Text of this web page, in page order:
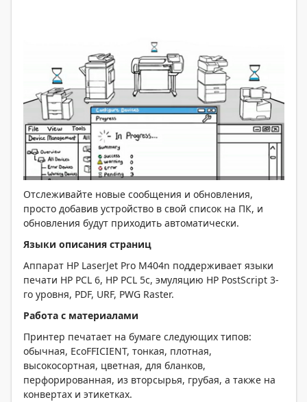
Отслеживайте новые сообщения и обновления,
просто добавив устройство в свой список на ПК, и
обновления будут приходить автоматически.
Языки описания страниц
Аппарат HP LaserJet Pro M404n поддерживает языки
печати HP PCL 6, HP PCL 5c, эмуляцию HP PostScript 3-
го уровня, PDF, URF, PWG Raster.
Работа с материалами
Принтер печатает на бумаге следующих типов:
обычная, EcoFFICIENT, тонкая, плотная,
высокосортная, цветная, для бланков,
перфорированная, из вторсырья, грубая, а также на
конвертах и этикетках.